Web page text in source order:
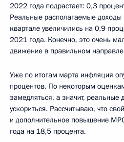
2022 года подрастает: 0,3
Реальные располагаемые доходы
квартале увеличились на 0,9
2021 года. Конечно, это очень
движение в правильном
Уже по итогам марта инфляция
процентов. По некоторым
замедляться, а значит,
ускориться. Рассчитываю, что
и дополнительное повышение
года на 18,5 процента.